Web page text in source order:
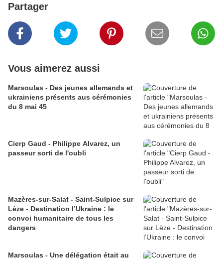
Partager
Vous aimerez aussi
Marsoulas - Des jeunes allemands et
ukrainiens présents aus cérémonies
du 8 mai 45
Cierp Gaud - Philippe Alvarez, un
passeur sorti de l'oubli
Mazères-sur-Salat - Saint-Sulpice sur
Lèze - Destination l’Ukraine : le
convoi humanitaire de tous les
dangers
Marsoulas - Une délégation était au